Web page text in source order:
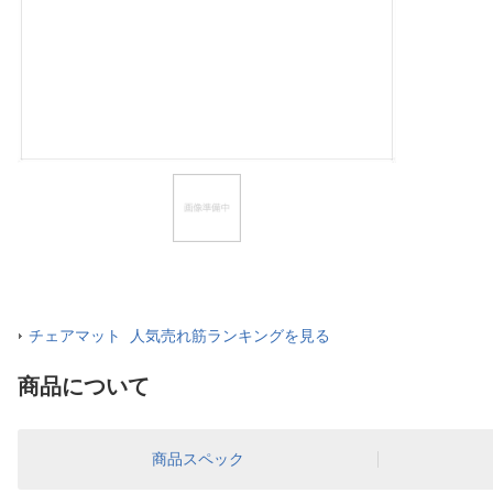
チェアマット 人気売れ筋ランキングを見る
商品について
商品スペック